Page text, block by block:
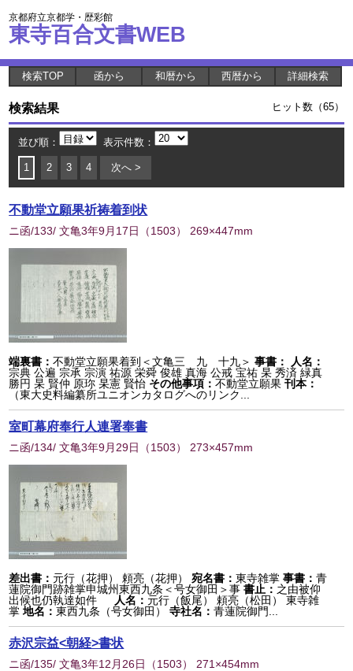
京都府立京都学・歴彩館
東寺百合文書WEB
検索TOP 函から 和暦から 西暦から 詳細検索
検索結果 ヒット数（65）
並び順： 表示件数：
1 2 3 4 次へ >
不動堂立願果祈祷着到状
ニ函/133/ 文亀3年9月17日 （1503） 269×447mm
端裏書：不動堂立願果着到＜文亀三 九 十九＞ 事書：
人名：
宗典 公遍 宗承 宗演 祐源 栄舜 俊雄 真海 公戒 宝祐 杲 秀済 緑真
勝円 杲 賢仲 原珎 杲憲 賢怡 その他事項：不動堂立願果 刊本：
（東大史料編纂所ユニオンカタログへのリンク...
室町幕府奉行人連署奉書
ニ函/134/ 文亀3年9月29日 （1503） 273×457mm
差出書： 元行（花押） 頼亮（花押） 宛名書：東寺雑掌 事書：青
蓮院御門跡雑掌申城州東西九条＜号女御田＞事書止： 之由被仰
出候也仍執達如件
人名： 元行（飯尾） 頼亮（松田） 東寺雑
掌 地名：東西九条（号女御田） 寺社名：青蓮院御門...
赤沢宗益<朝経>書状
ニ函/135/ 文亀3年12月26日 （1503） 271×454mm